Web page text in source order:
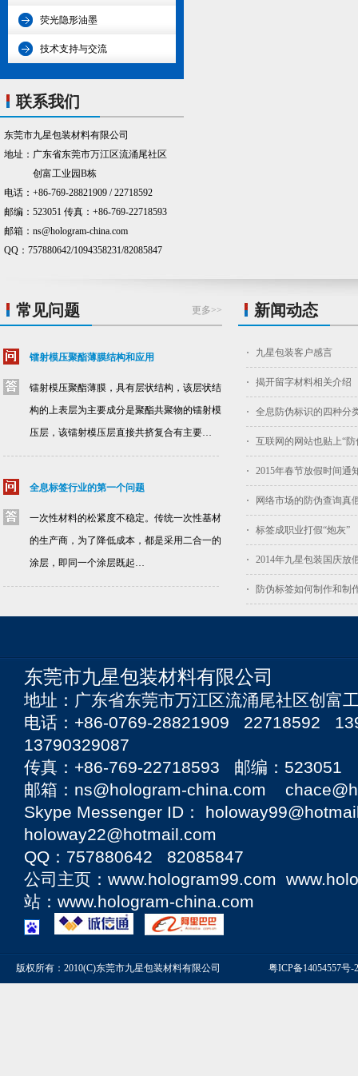
荧光隐形油墨
技术支持与交流
联系我们
东莞市九星包装材料有限公司
地址：广东省东莞市万江区流涌尾社区
创富工业园B栋
电话：+86-769-28821909 / 22718592
邮编：523051 传真：+86-769-22718593
邮箱：ns@hologram-china.com
QQ：757880642/1094358231/82085847
常见问题 更多>>
镭射模压聚酯薄膜结构和应用
镭射模压聚酯薄膜，具有层状结构，该层状结
构的上表层为主要成分是聚酯共聚物的镭射模
压层，该镭射模压层直接共挤复合有主要…
全息标签行业的第一个问题
一次性材料的松紧度不稳定。传统一次性基材
的生产商，为了降低成本，都是采用二合一的
涂层，即同一个涂层既起…
新闻动态
九星包装客户感言
揭开留字材料相关介绍
全息防伪标识的四种分
互联网的网站也贴上“防
2015年春节放假时间通
网络市场的防伪查询真
标签成职业打假“炮灰”
2014年九星包装国庆放
防伪标签如何制作和制
东莞市九星包装材料有限公司
地址：广东省东莞市万江区流涌尾社区创富
电话：+86-0769-28821909 22718592
13790329087
传真：+86-769-22718593 邮编：523051
邮箱：ns@hologram-china.com
Skype Messenger ID：
holoway22@hotmail.com
QQ：757880642 82085847
公司主页： www.hologram99.com
站： www.hologram-china.com
版权所有：2010(C)东莞市九星包装材料有限公司 粤ICP备14054557号-2